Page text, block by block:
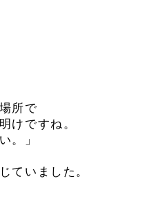
所で
けですね。
。」
ていました。